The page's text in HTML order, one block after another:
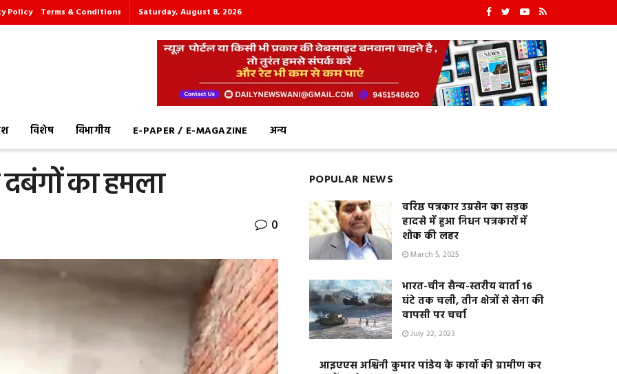
Policy Terms & Conditions Saturday, August 8, 2026
विशेष विभागीय E-PAPER / E-MAGAZINE अन्य
का हमला
0
POPULAR NEWS
वरिष्ठ पत्रकार उग्रसेन का सड़क
हादसे में हुआ निधन पत्रकारों में
शोक की लहर
March 5, 2025
भारत-चीन सैन्य-स्तरीय वार्ता 16
घंटे तक चली, तीन क्षेत्रों से सेना की
वापसी पर चर्चा
July 22, 2023
आइएएस अश्विनी कुमार पांडेय के कार्यो की ग्रामीण कर